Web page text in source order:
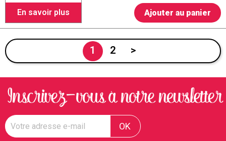
En savoir plus Ajouter au panier
1 2 >